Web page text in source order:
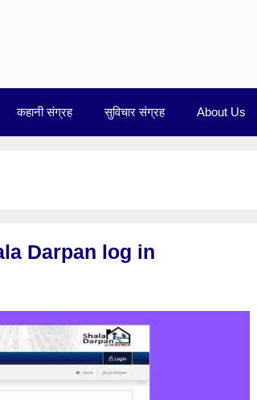
कहानी संग्रह सुविचार संग्रह About Us
Darpan log in